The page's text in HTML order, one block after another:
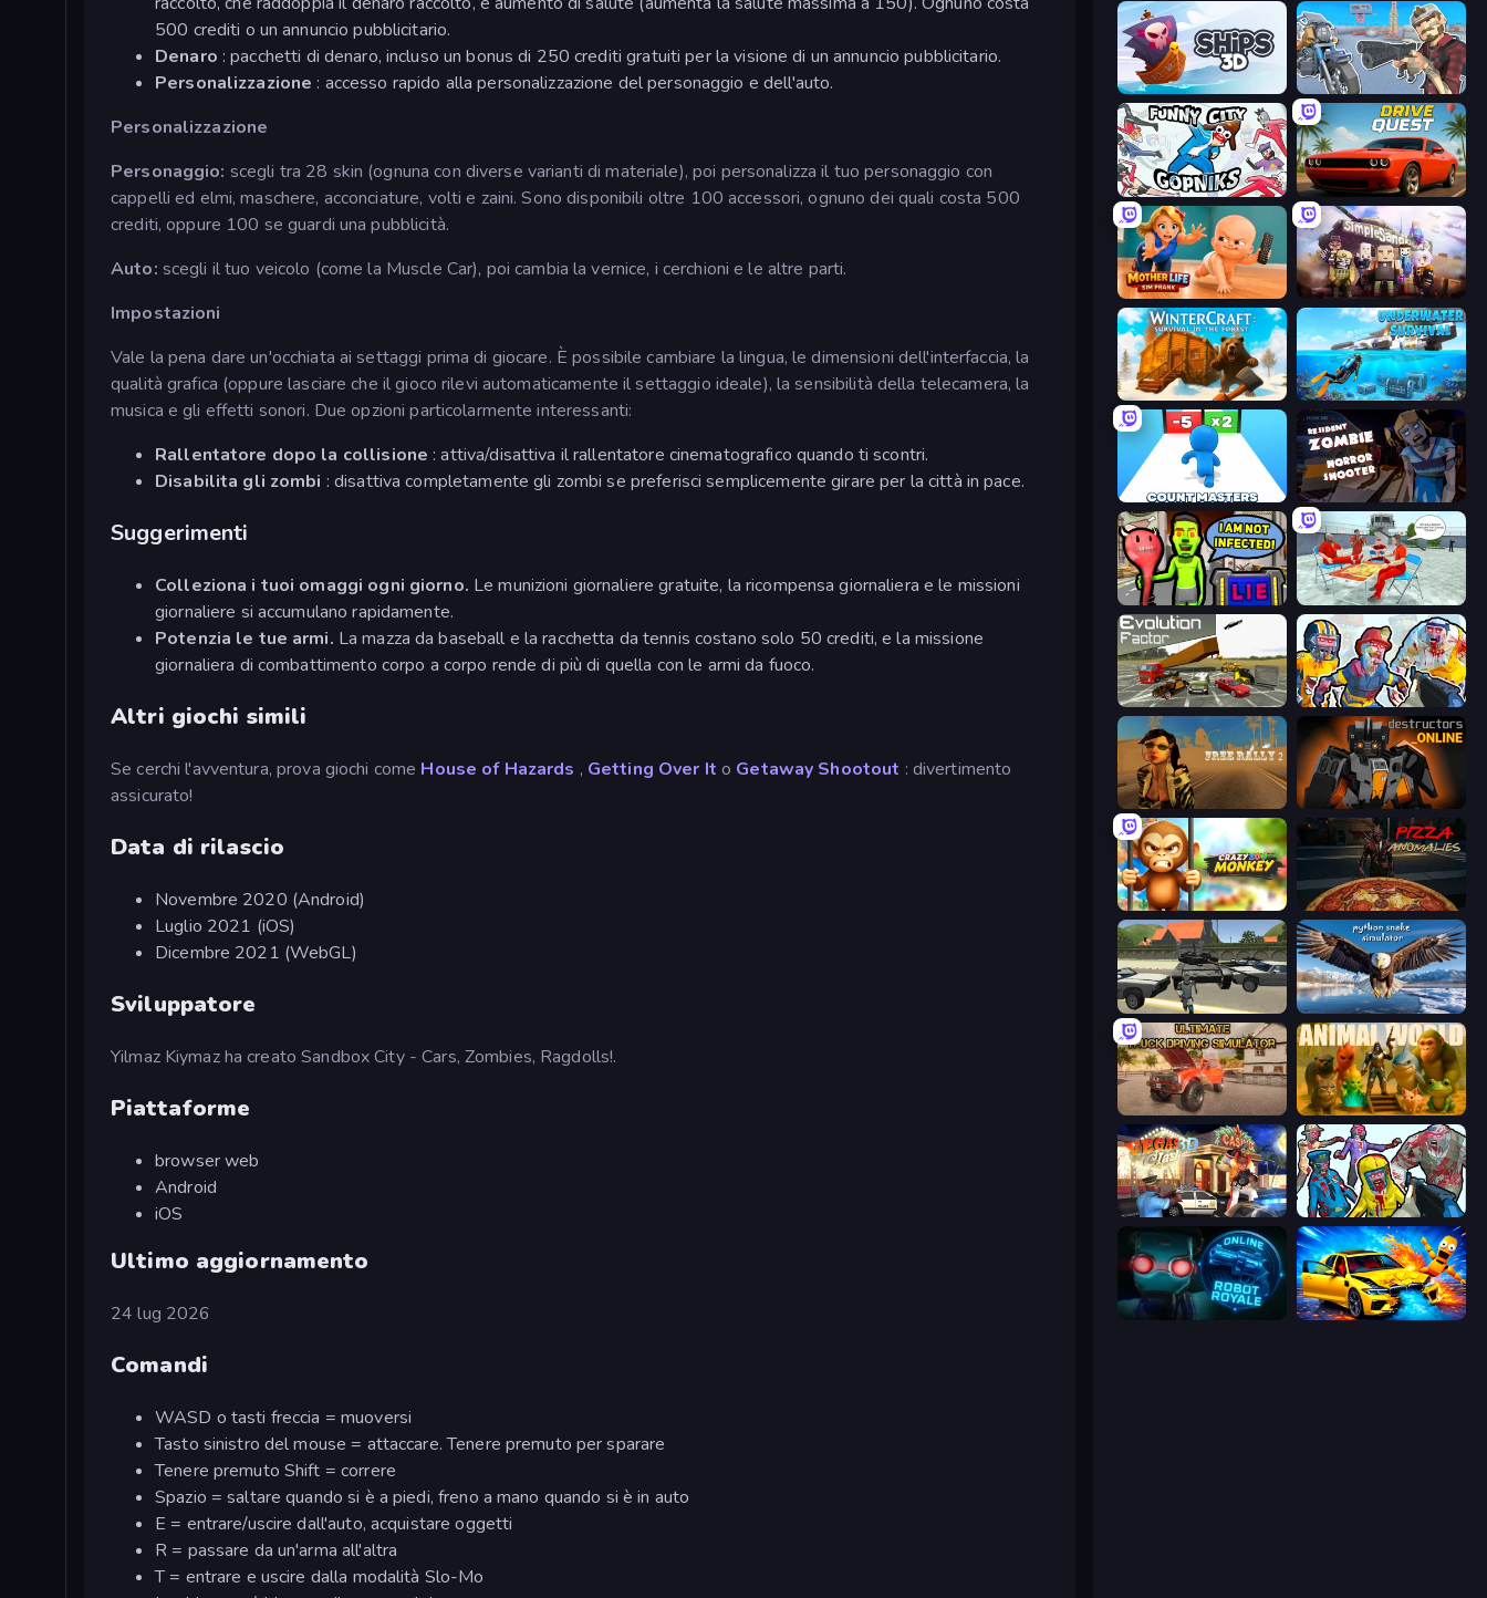
500 crediti o un annuncio pubblicitario.
Denaro : pacchetti di denaro, incluso un bonus di 250 crediti gratuiti per la visione di un annuncio pubblicitario.
Personalizzazione : accesso rapido alla personalizzazione del personaggio e dell'auto.
Personalizzazione
Personaggio: scegli tra 28 skin (ognuna con diverse varianti di materiale), poi personalizza il tuo personaggio con
cappelli ed elmi, maschere, acconciature, volti e zaini. Sono disponibili oltre 100 accessori, ognuno dei quali costa 500
crediti, oppure 100 se guardi una pubblicità.
Auto: scegli il tuo veicolo (come la Muscle Car), poi cambia la vernice, i cerchioni e le altre parti.
Impostazioni
Vale la pena dare un'occhiata ai settaggi prima di giocare. È possibile cambiare la lingua, le dimensioni dell'interfaccia, la
qualità grafica (oppure lasciare che il gioco rilevi automaticamente il settaggio ideale), la sensibilità della telecamera, la
musica e gli effetti sonori. Due opzioni particolarmente interessanti:
Rallentatore dopo la collisione : attiva/disattiva il rallentatore cinematografico quando ti scontri.
Disabilita gli zombi : disattiva completamente gli zombi se preferisci semplicemente girare per la città in pace.
Suggerimenti
Colleziona i tuoi omaggi ogni giorno. Le munizioni giornaliere gratuite, la ricompensa giornaliera e le missioni
giornaliere si accumulano rapidamente.
Potenzia le tue armi. La mazza da baseball e la racchetta da tennis costano solo 50 crediti, e la missione
giornaliera di combattimento corpo a corpo rende di più di quella con le armi da fuoco.
Altri giochi simili
Se cerchi l'avventura, prova giochi come House of Hazards , Getting Over It o Getaway Shootout : divertimento
assicurato!
Data di rilascio
Novembre 2020 (Android)
Luglio 2021 (iOS)
Dicembre 2021 (WebGL)
Sviluppatore
Yilmaz Kiymaz ha creato Sandbox City - Cars, Zombies, Ragdolls!.
Piattaforme
browser web
Android
iOS
Ultimo aggiornamento
24 lug 2026
Comandi
WASD o tasti freccia = muoversi
Tasto sinistro del mouse = attaccare. Tenere premuto per sparare
Tenere premuto Shift = correre
Spazio = saltare quando si è a piedi, freno a mano quando si è in auto
E = entrare/uscire dall'auto, acquistare oggetti
R = passare da un'arma all'altra
T = entrare e uscire dalla modalità Slo-Mo
Ships 3D Shoot and Drive
Funny City: Gopniks Drive Quest
Mother Life Simulator: Prank Simple Sandbox 3
WinterCraft: Survival in the Forest Underwater Survival: Deep Dive
Resident Zombies: Horror Shooter
I Am Not Infected! Alcatraz Prison Escape Plan
Evolution Factor Zombies Shooter: Part 2
Free Rally 2 Destructors Online
Crazy Zoo Monkey Pizza Anomalies
Python Snake Simulator
Ultimate Truck Driving Simulator 2020 Animal World
Vegas Clash 3D Zombies Shooter
Online Robot Royale BMG: Ragdoll Playground